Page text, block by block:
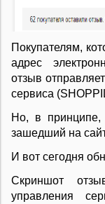
Покупателям,
адрес
отзыв
сервиса
Но, в принципе,
зашедший на
И вот сегодня
Скриншот
управления